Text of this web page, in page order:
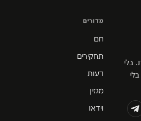
בלי
מדורים
חם
תחקירים
דעות
מגזין
וידאו